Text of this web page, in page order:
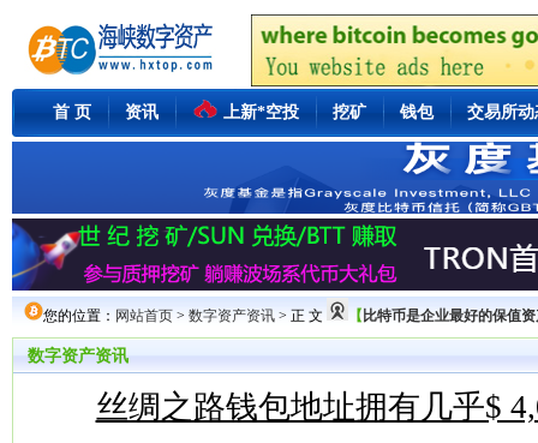
首 页 资讯 上新*空投 挖矿 钱包 交易所动
您的位置： 网站首页 > 数字资产资讯 > 正 文 【 比特币是企业最好的保值
数字资产资讯
丝绸之路钱包地址拥有几乎$